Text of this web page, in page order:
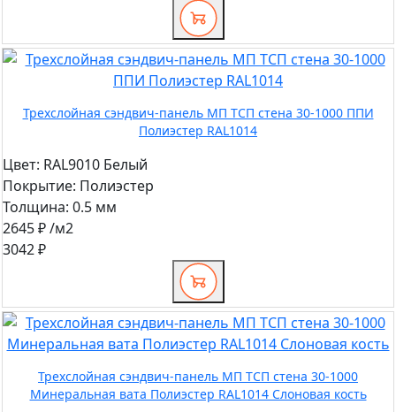
Трехслойная сэндвич-панель МП ТСП стена 30-1000 ППИ
Полиэстер RAL1014
Цвет: RAL9010 Белый
Покрытие: Полиэстер
Толщина: 0.5 мм
2645 ₽/м2
3042 ₽
Трехслойная сэндвич-панель МП ТСП стена 30-1000
Минеральная вата Полиэстер RAL1014 Слоновая кость